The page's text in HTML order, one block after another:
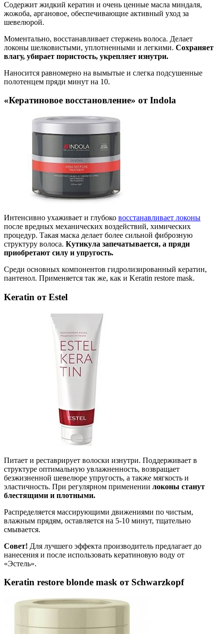
Содержит жидкий кератин и очень ценные масла миндаля,
жожоба, аргановое, обеспечивающие активный уход за
шевелюрой.
Моментально, восстанавливает стержень волоса. Делает
локоны шелковистыми, уплотненными и легкими. Сохраняет
влагу, убирает пористость, укрепляет изнутри.
Наносится равномерно на вымытые и слегка подсушенные
полотенцем пряди минут на 10.
«Кератиновое восстановление» от Indola
Интенсивно ухаживает и глубоко восстанавливает локоны
после вредных механических воздействий, химических
процедур. Такая маска делает более сильной фиброзную
структуру волоса. Кутикула запечатывается, а пряди
приобретают силу и упругость.
Среди основных компонентов гидролизированный кератин,
пантенол. Применяется так же, как и Keratin restore mask.
Keratin от Estel
Питает и реставрирует волоски изнутри. Поддерживает в
структуре оптимальную увлажненность, возвращает
безжизненной шевелюре упругость, а также мягкость и
эластичность. При регулярном применении локоны станут
блестящими и плотными.
Распределяется массирующими движениями по чистым,
влажным прядям, оставляется на 5-10 минут, тщательно
смывается.
Совет! Для лучшего эффекта производитель предлагает до
нанесения и после использовать кератиновую воду от
«Эстель».
Keratin restore blonde mask от Schwarzkopf